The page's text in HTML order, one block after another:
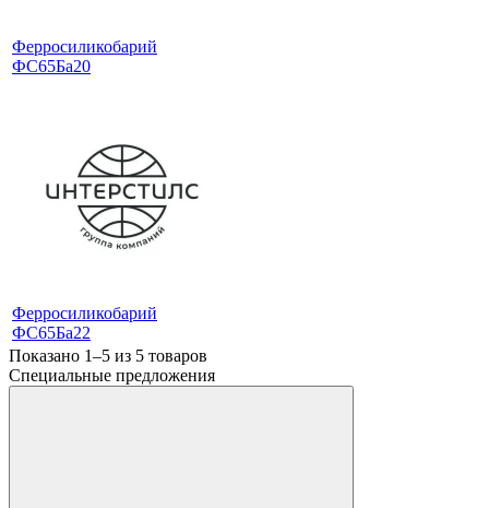
Ферросиликобарий
ФС65Ба20
Ферросиликобарий
ФС65Ба22
Показано 1–5 из 5 товаров
Специальные предложения